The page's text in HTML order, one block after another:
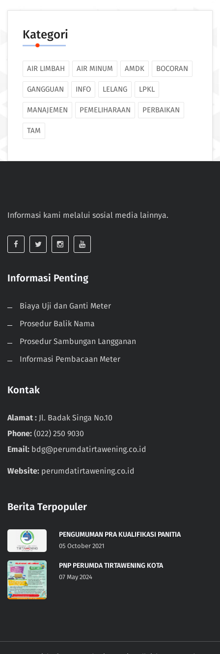
Kategori
AIR LIMBAH AIR MINUM AMDK BOCORAN
GANGGUAN INFO LELANG LPKL
MANAJEMEN PEMELIHARAAN PERBAIKAN
TAM
Informasi kami melalui sosial media lainnya.
Informasi Penting
Biaya Uji dan Ganti Meter
Prosedur Balik Nama
Prosedur Sambungan Langganan
Informasi Pembacaan Meter
Kontak
Alamat : Jl. Badak Singa No.10
Phone: (022) 250 9030
Email: bdg@perumdatirtawening.co.id
Website: perumdatirtawening.co.id
Berita Terpopuler
PENGUMUMAN PRA KUALIFIKASI PANITIA
05 October 2021
PNP PERUMDA TIRTAWENING KOTA
07 May 2024